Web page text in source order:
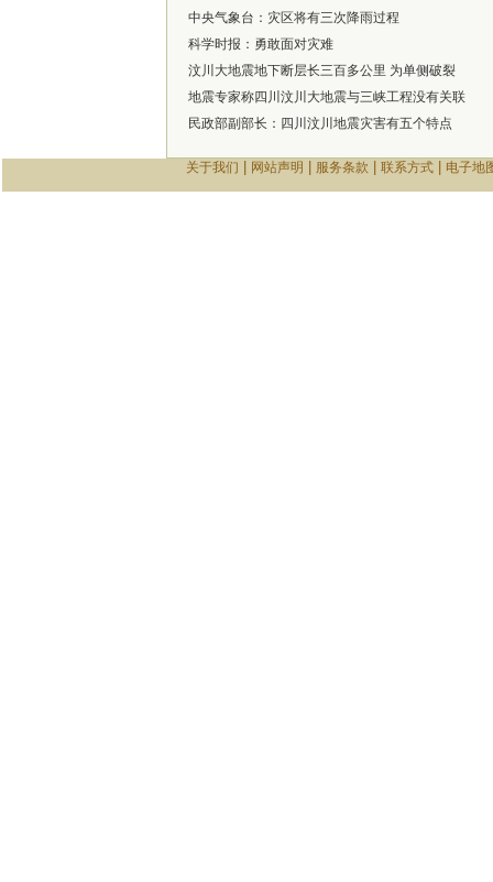
中央气象台：灾区将有三次降雨过程
科学时报：勇敢面对灾难
汶川大地震地下断层长三百多公里 为单侧破裂
地震专家称四川汶川大地震与三峡工程没有关联
民政部副部长：四川汶川地震灾害有五个特点
关于我们 网站声明 服务条款 联系方式| 电子地